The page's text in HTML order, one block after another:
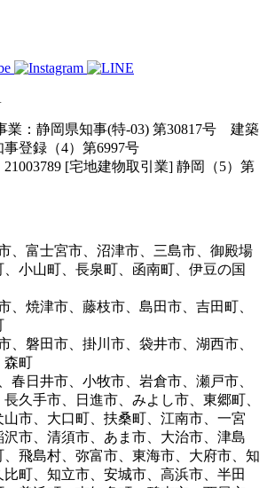
業：静岡県知事(特-03) 第30817号 建築
登録（4）第6997号
[宅地建物取引業] 静岡（5）第
、富士宮市、沼津市、三島市、御殿場
小山町、長泉町、函南町、伊豆の国
、焼津市、藤枝市、島田市、吉田町、
、磐田市、掛川市、袋井市、湖西市、
森町
春日井市、小牧市、岩倉市、瀬戸市、
久手市、日進市、みよし市、東郷町、
市、大口町、扶桑町、江南市、一宮
市、清須市、あま市、大治市、津島
飛島村、弥富市、東海市、大府市、知
町、知立市、安城市、高浜市、半田